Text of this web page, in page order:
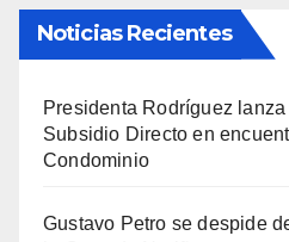
Noticias Recientes
Presidenta Rodríguez
Subsidio Directo en
Condominio
Gustavo Petro se despide